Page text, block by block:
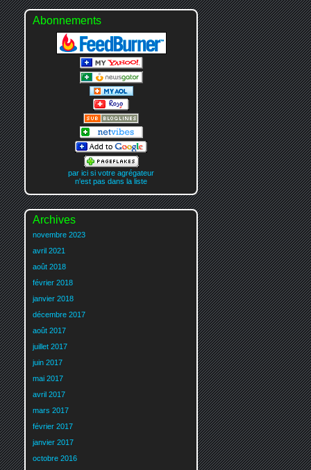
Abonnements
par ici si votre agrégateur
n'est pas dans la liste
Archives
novembre 2023
avril 2021
août 2018
février 2018
janvier 2018
décembre 2017
août 2017
juillet 2017
juin 2017
mai 2017
avril 2017
mars 2017
février 2017
janvier 2017
octobre 2016